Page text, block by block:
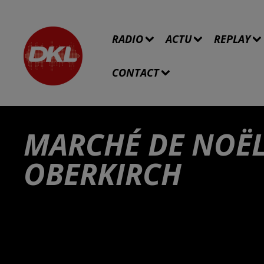
RADIO ACTU REPLAY
CONTACT
MARCHÉ DE
OBERKIRCH